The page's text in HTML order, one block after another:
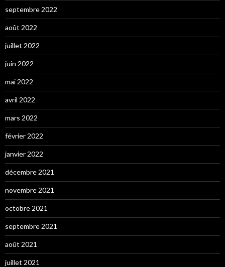
septembre 2022
août 2022
juillet 2022
juin 2022
mai 2022
avril 2022
mars 2022
février 2022
janvier 2022
décembre 2021
novembre 2021
octobre 2021
septembre 2021
août 2021
juillet 2021